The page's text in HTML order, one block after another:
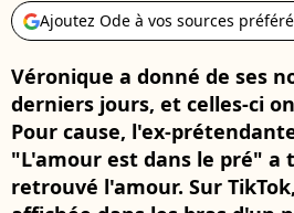
Ajoutez Ode à vos sources
Véronique a donné de ses
derniers jours, et celles-ci
Pour cause, l'ex-
"L'amour est dans le pré" a
retrouvé l'amour. Sur